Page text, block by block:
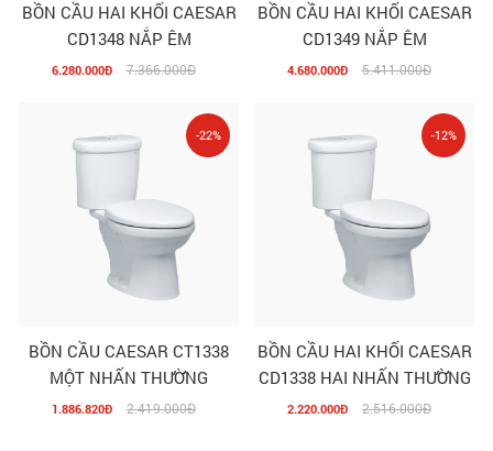
BỒN CẦU HAI KHỐI CAESAR
CD1348 NẮP ÊM
6.280.000Đ 7.366.000Đ
BỒN CẦU HAI KHỐI CAESAR
CD1349 NẮP ÊM
4.680.000Đ 5.411.000Đ
BỒN CẦU CAESAR CT1338
MỘT NHẤN THƯỜNG
1.886.820Đ 2.419.000Đ
-22%
BỒN CẦU HAI KHỐI CAESAR
CD1338 HAI NHẤN THƯỜNG
2.220.000Đ 2.516.000Đ
-12%